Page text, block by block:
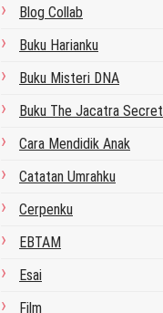
Blog Collab
Buku Harianku
Buku Misteri DNA
Buku The Jacatra Secret
Cara Mendidik Anak
Catatan Umrahku
Cerpenku
EBTAM
Esai
Film